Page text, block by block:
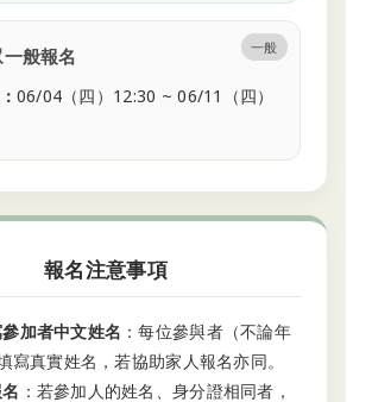
一般
般報名
06/04（四）12:30 ~ 06/11（四）
報名注意事項
加者中文姓名 ：每位參與者（不論年
寫真實姓名，若協助家人報名亦同。
：若參加人的姓名、身分證相同者，